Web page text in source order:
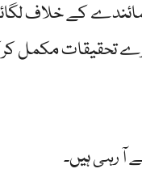
کے خلاف
مکمل
آ رہی ہیں۔